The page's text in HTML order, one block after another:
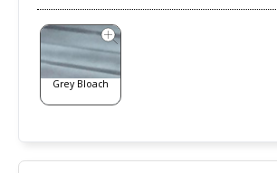
Grey Bloach